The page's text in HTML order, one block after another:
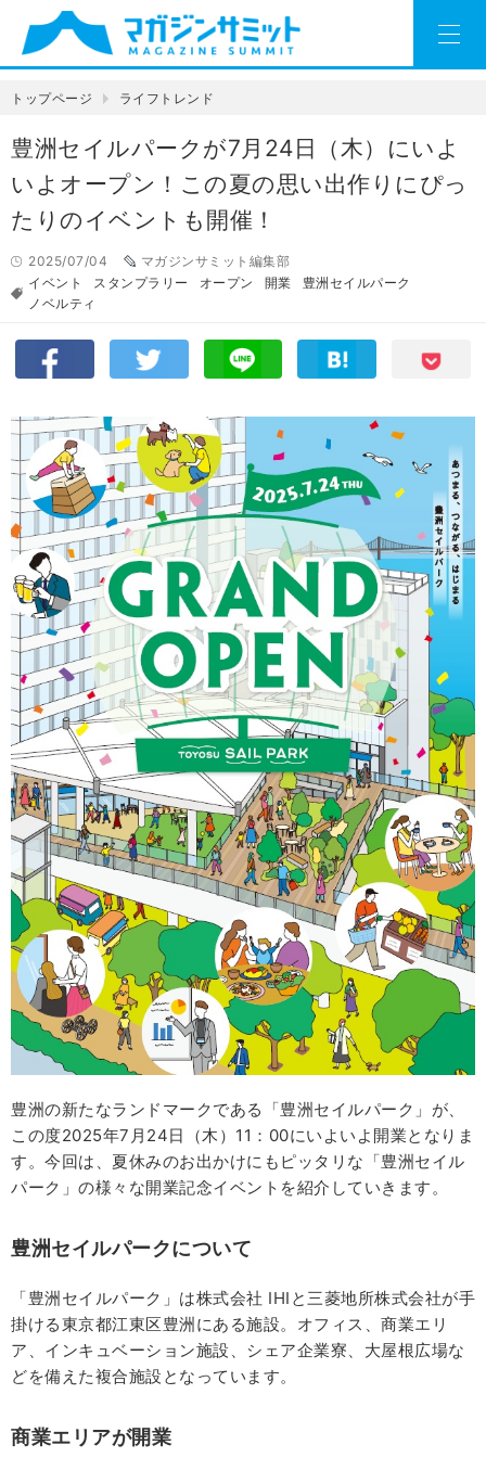
トップページ ライフトレンド
豊洲セイルパークが7月24日（木）にいよ
いよオープン！この夏の思い出作りにぴっ
たりのイベントも開催！
2025/07/04
マガジンサミット編集部
イベント
スタンプラリー オープン 開業
豊洲セイルパーク
ノベルティ
豊洲の新たなランドマークである「豊洲セイルパーク」が、
この度2025年7月24日（木）11：00にいよいよ開業となりま
す。今回は、夏休みのお出かけにもピッタリな「豊洲セイル
パーク」の様々な開業記念イベントを紹介していきます。
豊洲セイルパークについて
「豊洲セイルパーク」は株式会社 IHIと三菱地所株式会社が手
掛ける東京都江東区豊洲にある施設。オフィス、商業エリ
ア、インキュベーション施設、シェア企業寮、大屋根広場な
どを備えた複合施設となっています。
商業エリアが開業